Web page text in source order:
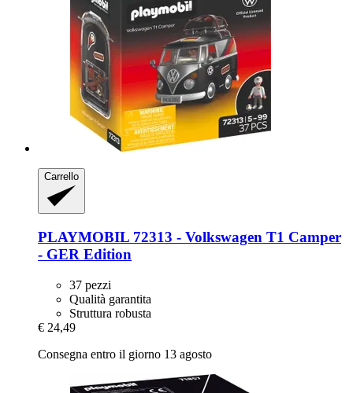
Carrello
PLAYMOBIL 72313 -​ Volkswagen T1 Camper
-​ GER Edition
37 pezzi
Qualità garantita
Struttura robusta
€ 24,49
Consegna entro il giorno 13 agosto